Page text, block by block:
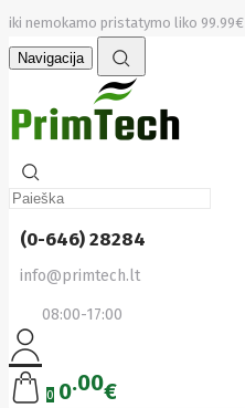
iki nemokamo pristatymo liko 99.99€
Navigacija
(0-646) 28284
info@primtech.lt
08:00-17:00
0 0 00€